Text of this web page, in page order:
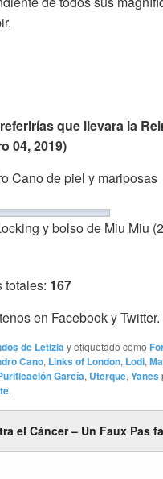
que llevara la
04, 2019)
Cano de piel y mariposas
y bolso de Miu Miu
totales: 167
en Facebook y Twitter.
de Letiziay etiquetado como
Cano, Links of London, Lodi,
García, Uterque,Yanes
.
el Cáncer – Un Faux Pas